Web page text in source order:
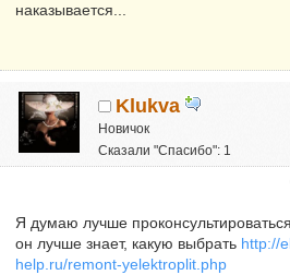
наказывается...
Klukva
Новичок
Сказали "Спасибо": 1
Я думаю лучше
он лучше знает, какую выбрать http://
help.ru/remont-yelektroplit.php